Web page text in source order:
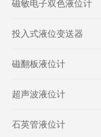
磁敏电子双色液位计
投入式液位变送器
磁翻板液位计
超声波液位计
石英管液位计